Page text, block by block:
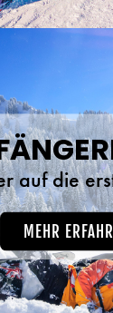
auf die
MEHR